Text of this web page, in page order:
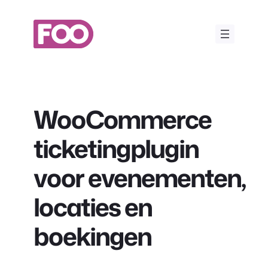
WooCommerce
ticketingplugin
voor evenementen,
locaties en
boekingen